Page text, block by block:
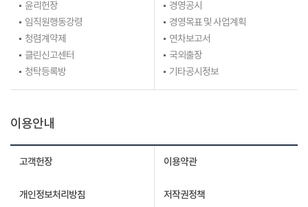
윤리헌장
임직원행동강령
청렴계약제
클린신고센터
청탁등록방
경영공시
경영목표 및 사업계획
연차보고서
국외출장
기타공시정보
이용안내
고객헌장 이용약관
개인정보처리방침 저작권정책